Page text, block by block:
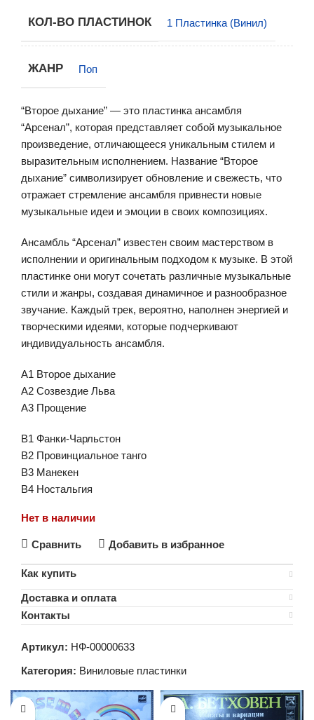
КОЛ-ВО ПЛАСТИНОК 1 Пластинка (Винил)
ЖАНР Поп
“Второе дыхание” — это пластинка ансамбля
“Арсенал”, которая представляет собой музыкальное
произведение, отличающееся уникальным стилем и
выразительным исполнением. Название “Второе
дыхание” символизирует обновление и свежесть, что
отражает стремление ансамбля привнести новые
музыкальные идеи и эмоции в своих композициях.
Ансамбль “Арсенал” известен своим мастерством в
исполнении и оригинальным подходом к музыке. В этой
пластинке они могут сочетать различные музыкальные
стили и жанры, создавая динамичное и разнообразное
звучание. Каждый трек, вероятно, наполнен энергией и
творческими идеями, которые подчеркивают
индивидуальность ансамбля.
A1 Второе дыхание
A2 Созвездие Льва
A3 Прощение
B1 Фанки-Чарльстон
B2 Провинциальное танго
B3 Манекен
B4 Ностальгия
Нет в наличии
Сравнить Добавить в избранное
Как купить
Доставка и оплата
Контакты
Артикул: НФ-00000633
Категория: Виниловые пластинки